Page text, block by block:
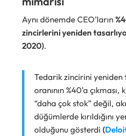
Aynı dönemde CEO’ların
zincirlerini yeniden
2020).
Tedarik zincirini
oranının %40’a
“daha çok stok” değil,
düğümlerde kırıldığını
olduğunu gösterdi (